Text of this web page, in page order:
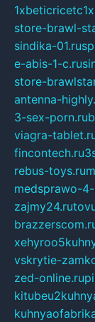
store-brawl-
sindika-01.ru
e-abis-1-c.ru
store-
antenna-
3-sex-porn.ru
viagra-
fincontech.ru
rebus-toys.ru
medsprawo-
zajmy24.ru
vskrytie-
zed-online.ru